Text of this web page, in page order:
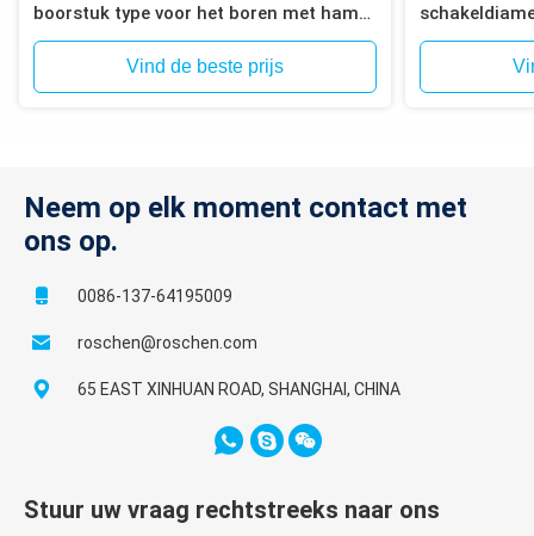
boorstuk type voor het boren met hamer
in het gat
Vind de beste prijs
voor het
Neem op elk moment contact met
ons op.
0086-137-64195009
roschen@roschen.com
65 EAST XINHUAN ROAD, SHANGHAI, CHINA
Stuur uw vraag rechtstreeks naar ons